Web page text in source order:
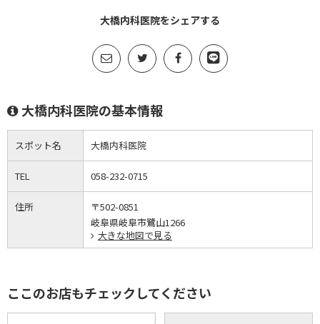
大橋内科医院をシェアする
大橋内科医院の基本情報
スポット名 大橋内科医院
TEL 058-232-0715
住所
〒502-0851
岐阜県岐阜市鷺山1266
大きな地図で見る
ここのお店もチェックしてください